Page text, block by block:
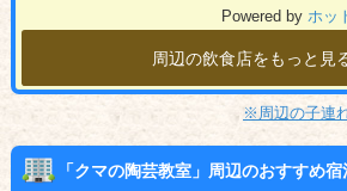
Powered byホッ
周辺の飲食店をもっと
※周辺の子連
「クマの陶芸教室」周辺のおすすめ